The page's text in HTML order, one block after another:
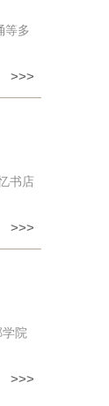
等多
>>>
书店
>>>
院
>>>